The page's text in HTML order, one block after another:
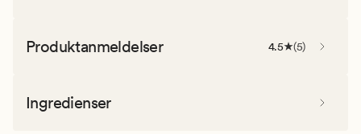
Produktanmeldelser 4.5 (5)
Ingredienser